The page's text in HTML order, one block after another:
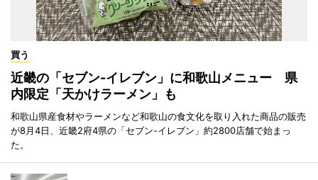
買う
近畿の「セブン-イレブン」に和歌山メニュー 県
内限定「天かけラーメン」も
和歌山県産食材やラーメンなど和歌山の食文化を取り入れた商品の販売
が8月4日、近畿2府4県の「セブン-イレブン」約2800店舗で始まっ
た。